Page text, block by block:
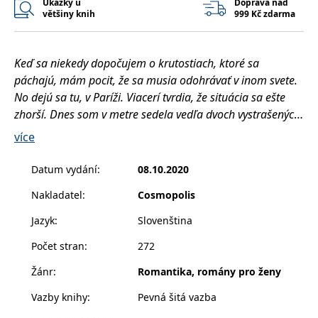
většiny knih
999 Kč zdarma
Keď sa niekedy dopočujem o krutostiach, ktoré sa
páchajú, mám pocit, že sa musia odohrávať v inom svete.
No dejú sa tu, v Paríži. Viacerí tvrdia, že situácia sa ešte
zhorší. Dnes som v metre sedela vedľa dvoch vystrašených
židoviek. Začula som, ako si zašepkali: „Teraz pôjdu po
francúzskych občanoch.“ Dala by som čokoľvek za to, aby
sa toto šialenstvo skončilo.
Medzi vášnivou impulzívnou Chloe a jaj odvážnou
staršou sestrou Adalyn je silné sesterské puto, až
O viac ako polstoročie neskôr šestnásťročná Chloina
vnučka, Američanka Alice, znenazdajky zdedí byt
více
Datum vydání:
08.10.2020
Nakladatel:
Cosmopolis
Jazyk:
Slovenština
Počet stran:
272
Žánr:
Romantika, romány pro ženy
Vazby knihy:
Pevná šitá vazba
správně.
www.bambook.cz
prohlížeče
generovaný
na jazyce
PHP. Toto je
univerzální
identifikátor
používaný k
udržování
proměnných
přihlášeného